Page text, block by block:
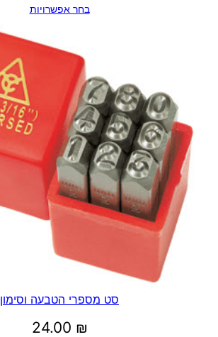
בחר אפשרויות
סט מספרי הטבעה וסימון
24.00 ₪